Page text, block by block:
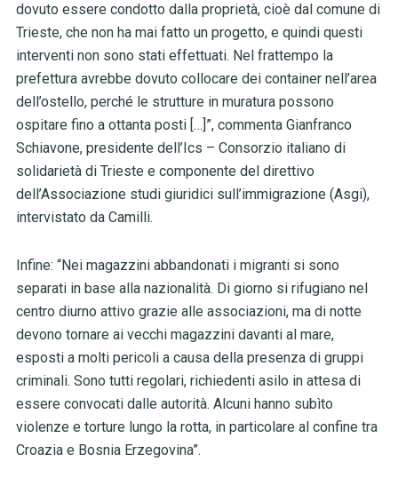
dovuto essere condotto dalla proprietà, cioè dal comune di
Trieste, che non ha mai fatto un progetto, e quindi questi
interventi non sono stati effettuati. Nel frattempo la
prefettura avrebbe dovuto collocare dei container nell’area
dell’ostello, perché le strutture in muratura possono
ospitare fino a ottanta posti […]”, commenta Gianfranco
Schiavone, presidente dell’Ics – Consorzio italiano di
solidarietà di Trieste e componente del direttivo
dell’Associazione studi giuridici sull’immigrazione (Asgi),
intervistato da Camilli.
Infine: “Nei magazzini abbandonati i migranti si sono
separati in base alla nazionalità. Di giorno si rifugiano nel
centro diurno attivo grazie alle associazioni, ma di notte
devono tornare ai vecchi magazzini davanti al mare,
esposti a molti pericoli a causa della presenza di gruppi
criminali. Sono tutti regolari, richiedenti asilo in attesa di
essere convocati dalle autorità. Alcuni hanno subìto
violenze e torture lungo la rotta, in particolare al confine tra
Croazia e Bosnia Erzegovina”.